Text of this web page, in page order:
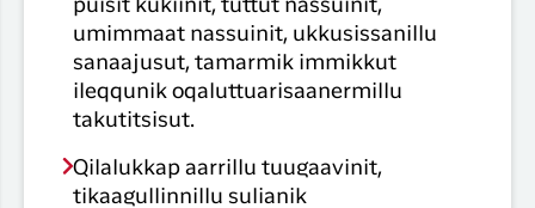
puisit kukiinit, tuttut nassuinit,
umimmaat nassuinit, ukkusissanillu
sanaajusut, tamarmik immikkut
ileqqunik oqaluttuarisaanermillu
takutitsisut.
Qilalukkap aarrillu tuugaavinit,
tikaagullinnillu sulianik